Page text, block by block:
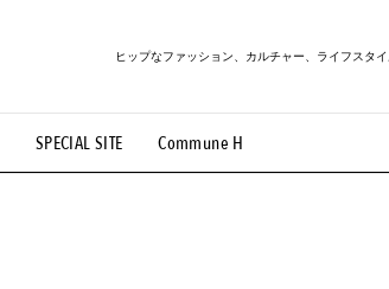
SPECIAL SITE Commune H
ヒップなファッション、カルチャー、ライフスタ
#路地裏てぃーん。 #MONTHLY JOURNAL
#MOVIE #LIFESTYLE #SNEAKER